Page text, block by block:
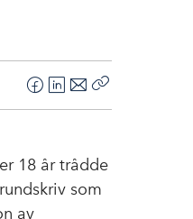
F
a
e
b
L
i
k
E
-
o
18 år trådde
som
av